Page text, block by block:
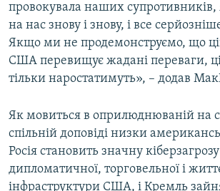
провокувала наших супротивників,
на нас знову і знову, і все
Якщо ми не продемонструємо, що
США перевищує жадані переваги,
тільки наростатимуть», – додав
Як мовиться в оприлюднюваній на
спільній доповіді низки
Росія становить значну
дипломатичної, торговельної і
інфраструктури США, і Кремль